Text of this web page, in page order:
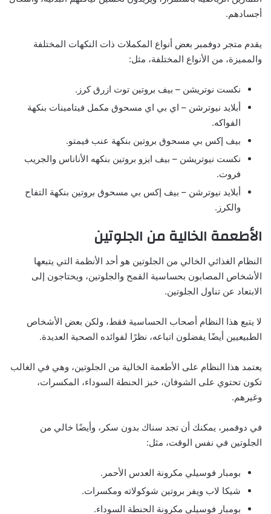
أجسادهم.
يقدم متجر دوفمبر بعض أنواع المكملات ذات النكهات المختلفة
والمميزة، من الأنواع المختلفة، مثل:
نكست نوتريشن – بيف بروتين توت ازرق كرز.
أبلايد نيوترشن – اي بي اي مسحوق مكمل فيتامينات بنكهة
الفواكه.
بيف إكس بي مسحوق بروتين بنكهة عنب فيمتو.
نكست نيوتريشن – بيف ايزو بروتين بنكهه الأناناس والجريب
فروت.
أبلايد نيوترشن – بيف إكس بي مسحوق بروتين بنكهة التفاح
والكرز.
الأطعمة الخالية من الجلوتين
النظام الغذائي الخالي من الجلوتين هو أحد الأنظمة التي يتبعها
الأشخاص المصابون بحساسية القمح والجلوتين، ويحتاجون إلى
الابتعاد عن تناول الجلوتين.
لا يتبع هذا النظام أصحاب الحساسية فقط، ولكن بعض الأشخاص
الطبيعيين أيضًا يفضلون اتباعه، نظرًا لفوائده الصحية العديدة.
يعتمد هذا النظام على الأطعمة الخالية من الجلوتين، وهي في الغالب
تكون تحتوي على الشوفان، خبز الحنطة السوداء، المكسرات،
وغيرهم.
في دوفمبر، يمكنك أن تجد سناك بدون سكر، وأيضًا خالي من
الجلوتين في نفس الوقت، مثل:
بومبار فوسيلي مكرونة العدس الأحمر.
شيكا لاب ويفر بروتين شوكولاته ومكسرات.
بومبار فوسيلي مكرونة الحنطة السوداء.